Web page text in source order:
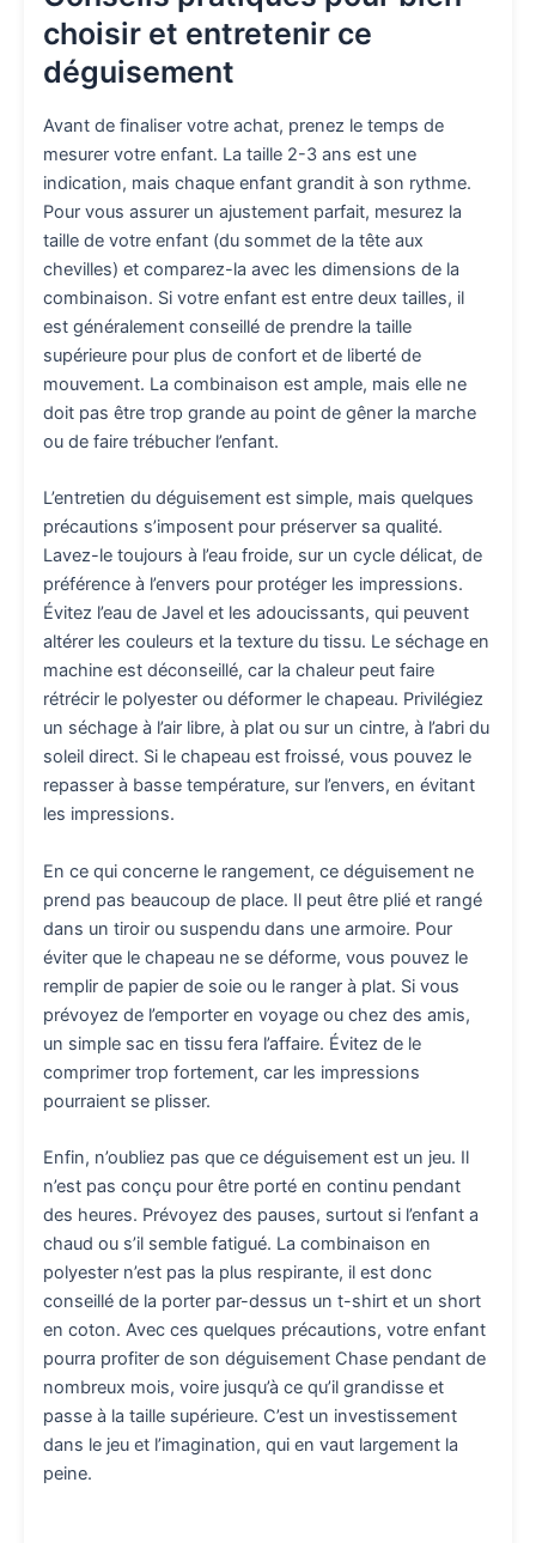
choisir et entretenir ce
déguisement
Avant de finaliser votre achat, prenez le temps de
mesurer votre enfant. La taille 2-3 ans est une
indication, mais chaque enfant grandit à son rythme.
Pour vous assurer un ajustement parfait, mesurez la
taille de votre enfant (du sommet de la tête aux
chevilles) et comparez-la avec les dimensions de la
combinaison. Si votre enfant est entre deux tailles, il
est généralement conseillé de prendre la taille
supérieure pour plus de confort et de liberté de
mouvement. La combinaison est ample, mais elle ne
doit pas être trop grande au point de gêner la marche
ou de faire trébucher l’enfant.
L’entretien du déguisement est simple, mais quelques
précautions s’imposent pour préserver sa qualité.
Lavez-le toujours à l’eau froide, sur un cycle délicat, de
préférence à l’envers pour protéger les impressions.
Évitez l’eau de Javel et les adoucissants, qui peuvent
altérer les couleurs et la texture du tissu. Le séchage en
machine est déconseillé, car la chaleur peut faire
rétrécir le polyester ou déformer le chapeau. Privilégiez
un séchage à l’air libre, à plat ou sur un cintre, à l’abri du
soleil direct. Si le chapeau est froissé, vous pouvez le
repasser à basse température, sur l’envers, en évitant
les impressions.
En ce qui concerne le rangement, ce déguisement ne
prend pas beaucoup de place. Il peut être plié et rangé
dans un tiroir ou suspendu dans une armoire. Pour
éviter que le chapeau ne se déforme, vous pouvez le
remplir de papier de soie ou le ranger à plat. Si vous
prévoyez de l’emporter en voyage ou chez des amis,
un simple sac en tissu fera l’affaire. Évitez de le
comprimer trop fortement, car les impressions
pourraient se plisser.
Enfin, n’oubliez pas que ce déguisement est un jeu. Il
n’est pas conçu pour être porté en continu pendant
des heures. Prévoyez des pauses, surtout si l’enfant a
chaud ou s’il semble fatigué. La combinaison en
polyester n’est pas la plus respirante, il est donc
conseillé de la porter par-dessus un t-shirt et un short
en coton. Avec ces quelques précautions, votre enfant
pourra profiter de son déguisement Chase pendant de
nombreux mois, voire jusqu’à ce qu’il grandisse et
passe à la taille supérieure. C’est un investissement
dans le jeu et l’imagination, qui en vaut largement la
peine.